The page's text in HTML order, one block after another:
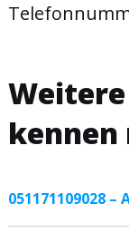
kennen
051171109028